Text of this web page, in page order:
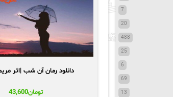
دانلود رمان آن شب |اثر
تومان43,600
7
20
488
25
6
69
13